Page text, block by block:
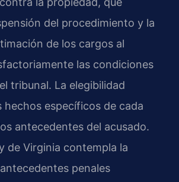
del procedimiento y la
de los cargos al
las condiciones
tribunal. La elegibilidad
hechos específicos de cada
antecedentes del acusado.
de Virginia contempla la
penales